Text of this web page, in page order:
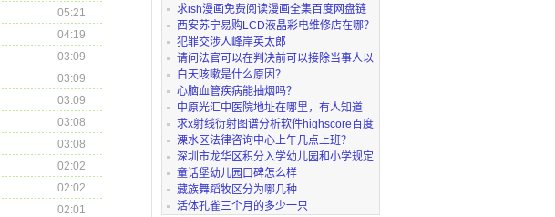
05:21
04:19
03:09
03:09
03:09
03:08
03:08
02:02
02:02
02:01
179》网盘下载
求ish漫画免费阅读漫画全集百度网盘链
接
西安苏宁易购LCD液晶彩电维修店在哪？
犯罪交涉人峰岸英太郎
请问法官可以在判决前可以接除当事人以
外的当事人父
白天咳嗽是什么原因？
心脑血管疾病能抽烟吗？
中原光汇中医院地址在哪里，有人知道
吗？求x射线衍射图谱分析软件highscore百度
网盘链接获取
溧水区法律咨询中心上午几点上班？
深圳市龙华区积分入学幼儿园和小学规定
是一样的吗
童话堡幼儿园口碑怎么样
藏族舞蹈牧区分为哪几种
活体孔雀三个月的多少一只